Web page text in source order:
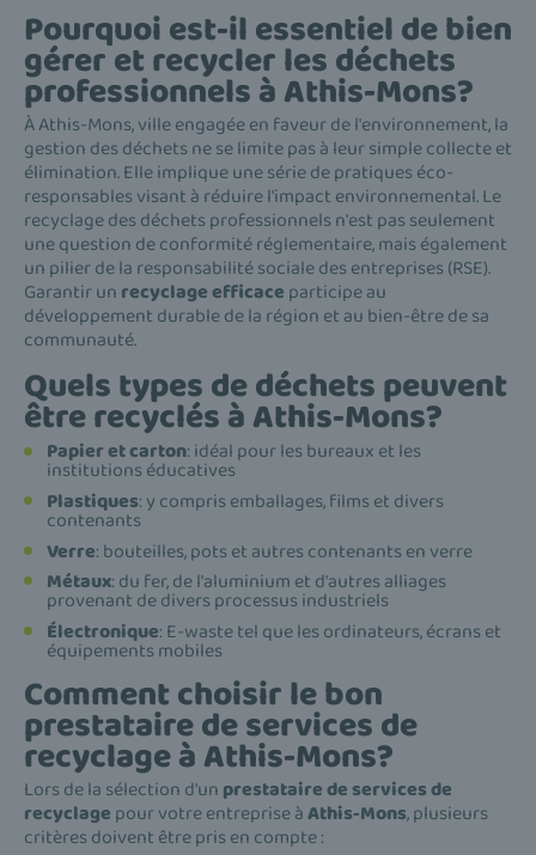
Pourquoi est-il essentiel de bien
gérer et recycler les déchets
professionnels à Athis-Mons?
À Athis-Mons, ville engagée en faveur de l'environnement, la
gestion des déchets ne se limite pas à leur simple collecte et
élimination. Elle implique une série de pratiques éco-
responsables visant à réduire l'impact environnemental. Le
recyclage des déchets professionnels n'est pas seulement
une question de conformité réglementaire, mais également
un pilier de la responsabilité sociale des entreprises (RSE).
Garantir un recyclage efficace participe au
développement durable de la région et au bien-être de sa
communauté.
Quels types de déchets peuvent
être recyclés à Athis-Mons?
Papier et carton: idéal pour les bureaux et les
institutions éducatives
Plastiques: y compris emballages, films et divers
contenants
Verre: bouteilles, pots et autres contenants en verre
Métaux: du fer, de l'aluminium et d'autres alliages
provenant de divers processus industriels
Électronique: E-waste tel que les ordinateurs, écrans et
équipements mobiles
Comment choisir le bon
prestataire de services de
recyclage à Athis-Mons?
Lors de la sélection d'un prestataire de services de
recyclage pour votre entreprise àAthis-Mons, plusieurs
critères doivent être pris en compte :